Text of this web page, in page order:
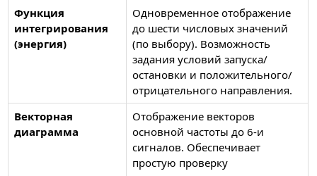
Функция
интегрирования
(энергия)
Одновременное отображение
до шести числовых значений
(по выбору). Возможность
задания условий запуска/
остановки и положительного/
отрицательного направления.
Векторная
диаграмма
Отображение векторов
основной частоты до 6-и
сигналов. Обеспечивает
простую проверку